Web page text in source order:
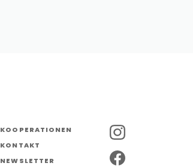
KOOPERATIONEN
KONTAKT
NEWSLETTER